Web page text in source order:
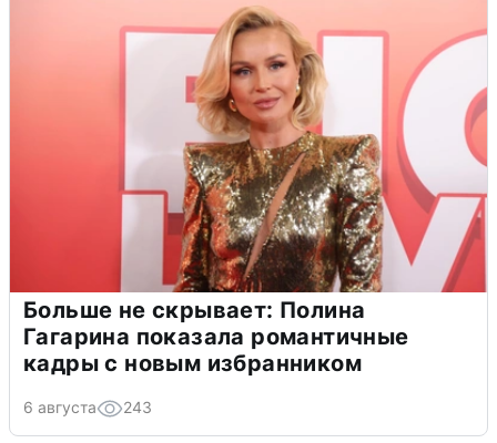
Больше не скрывает: Полина
Гагарина показала романтичные
кадры с новым избранником
6 августа 243